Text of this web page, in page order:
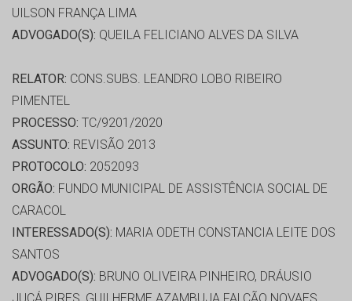
UILSON FRANÇA LIMA
ADVOGADO(S): QUEILA FELICIANO ALVES DA SILVA
RELATOR: CONS.SUBS. LEANDRO LOBO RIBEIRO
PIMENTEL
PROCESSO: TC/9201/2020
ASSUNTO: REVISÃO 2013
PROTOCOLO: 2052093
ORGÃO: FUNDO MUNICIPAL DE ASSISTÊNCIA SOCIAL DE
CARACOL
INTERESSADO(S): MARIA ODETH CONSTANCIA LEITE DOS
SANTOS
ADVOGADO(S): BRUNO OLIVEIRA PINHEIRO, DRÁUSIO